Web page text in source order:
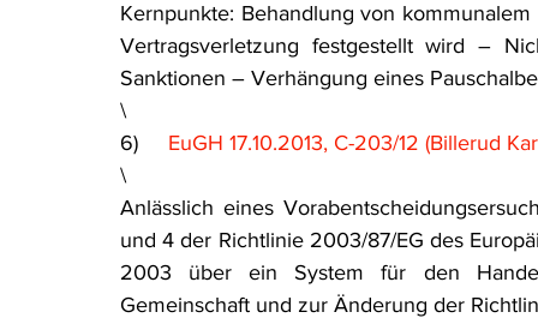
Kernpunkte: Behandlung von
Vertragsverletzung festgestellt wird –
Sanktionen – Verhängung eines
\
6) EuGH 17.10.2013, C-203/12 (Billerud
\
Anlässlich eines
und 4 der Richtlinie 2003/87/EG des
2003 über ein System für den Handel
Gemeinschaft und zur Änderung der